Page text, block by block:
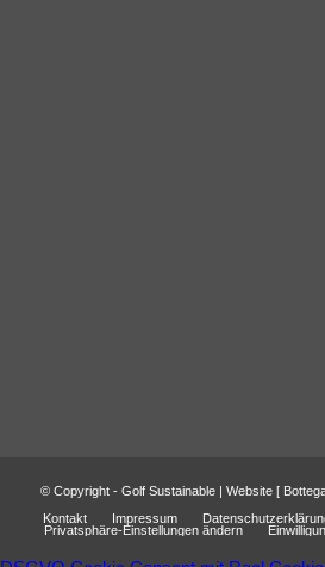
© Copyright - Golf Sustainable | Website [
Kontakt
Impressum
Privatsphäre-Einstellungen ändern